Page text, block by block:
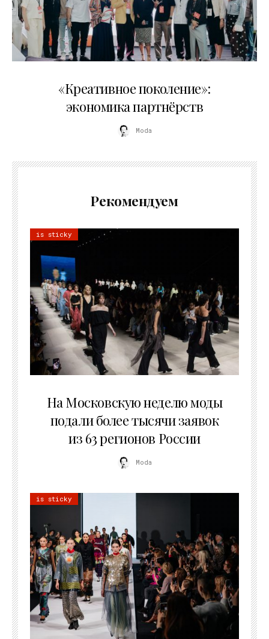
«Креативное поколение»:
экономика партнёрств
Moda
Рекомендуем
is sticky
На Московскую неделю моды
подали более тысячи заявок
из 63 регионов России
Moda
is sticky